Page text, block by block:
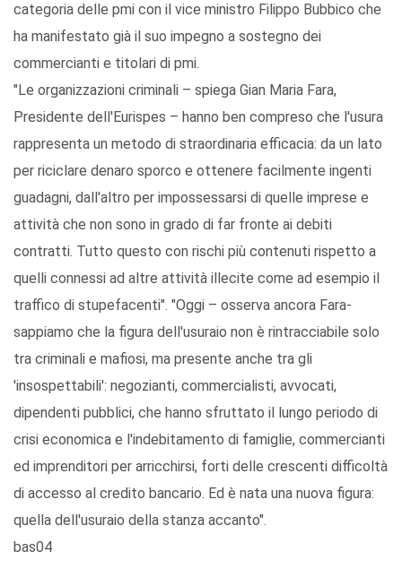
categoria delle pmi con il vice ministro Filippo Bubbico che
ha manifestato già il suo impegno a sostegno dei
commercianti e titolari di pmi.
"Le organizzazioni criminali – spiega Gian Maria Fara,
Presidente dell'Eurispes – hanno ben compreso che l'usura
rappresenta un metodo di straordinaria efficacia: da un lato
per riciclare denaro sporco e ottenere facilmente ingenti
guadagni, dall'altro per impossessarsi di quelle imprese e
attività che non sono in grado di far fronte ai debiti
contratti. Tutto questo con rischi più contenuti rispetto a
quelli connessi ad altre attività illecite come ad esempio il
traffico di stupefacenti". "Oggi – osserva ancora Fara-
sappiamo che la figura dell'usuraio non è rintracciabile solo
tra criminali e mafiosi, ma presente anche tra gli
'insospettabili': negozianti, commercialisti, avvocati,
dipendenti pubblici, che hanno sfruttato il lungo periodo di
crisi economica e l'indebitamento di famiglie, commercianti
ed imprenditori per arricchirsi, forti delle crescenti difficoltà
di accesso al credito bancario. Ed è nata una nuova figura:
quella dell'usuraio della stanza accanto".
bas04